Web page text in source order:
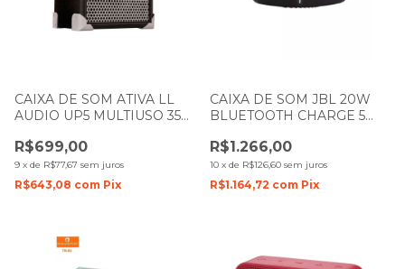
CAIXA DE SOM ATIVA LL
AUDIO UP5 MULTIUSO 35W
R$699,00
9 x de R$77,67 sem juros
R$643,08 com Pix
CAIXA DE SOM JBL 20W
BLUETOOTH CHARGE 5
R$1.266,00
10 x de R$126,60 sem juros
R$1.164,72 com Pix